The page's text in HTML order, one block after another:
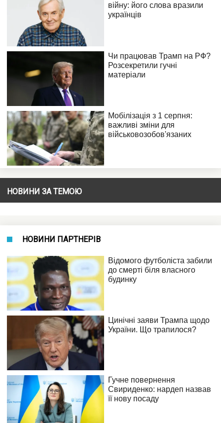
НОВИНИ ЗА ТЕМОЮ
НОВИНИ ПАРТНЕРІВ